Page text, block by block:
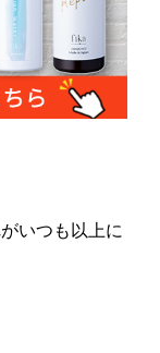
いつも以上に